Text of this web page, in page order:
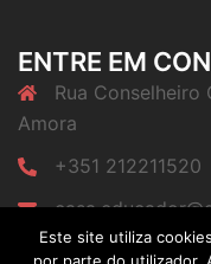
ENTRE EM
Rua Conselheiro
Amora
+351 212211520
Este site utiliza